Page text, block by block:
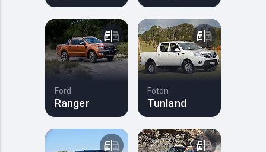
Ford
Ranger
Foton
Tunland